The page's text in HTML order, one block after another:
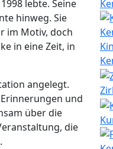
lebte. Seine
hinweg. Sie
im Motiv, doch
in eine Zeit, in
angelegt.
und
über die
die